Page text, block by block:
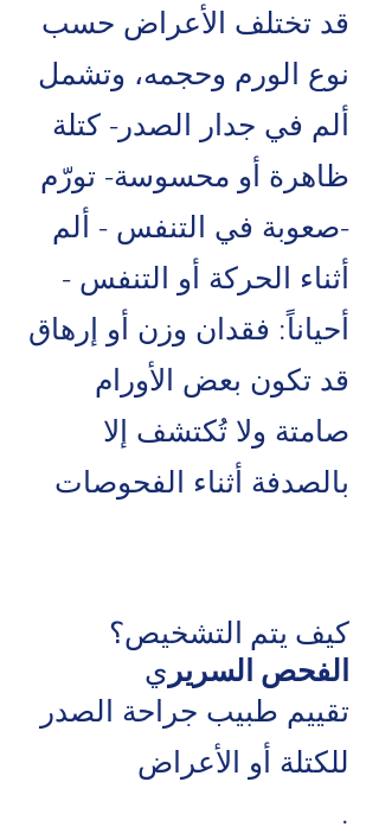
قد تختلف الأعراض حسب
نوع الورم وحجمه، وتشمل
ألم في جدار الصدر- كتلة
ظاهرة أو محسوسة- تورّم
-صعوبة في التنفس - ألم
أثناء الحركة أو التنفس -
أحياناً: فقدان وزن أو إرهاق
قد تكون بعض الأورام
صامتة ولا تُكتشف إلا
بالصدفة أثناء الفحوصات
كيف يتم التشخيص؟
الفحص السرير ي
تقييم طبيب جراحة الصدر
للكتلة أو الأعراض
.